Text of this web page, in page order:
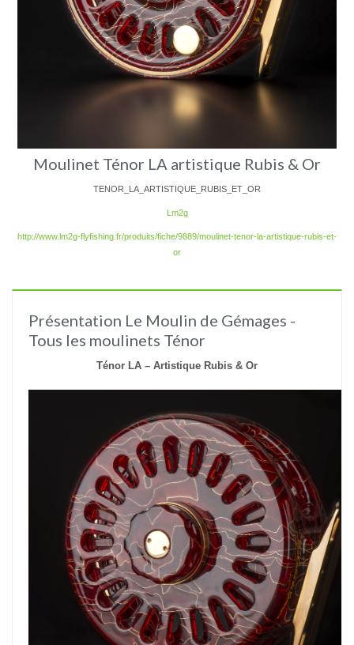
Moulinet Ténor LA artistique Rubis & Or
TENOR_LA_ARTISTIQUE_RUBIS_ET_OR
Lm2g
http://www.lm2g-flyfishing.fr/produits/fiche/9889/moulinet-tenor-la-artistique-rubis-et-
or
Présentation Le Moulin de Gémages -
Tous les moulinets Ténor
Ténor LA – Artistique Rubis & Or